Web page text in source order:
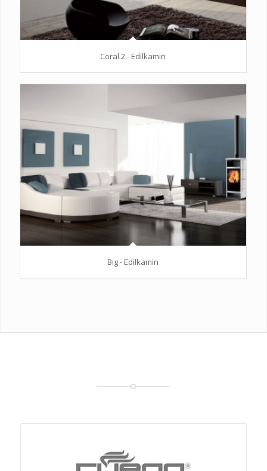
Coral 2 - Edilkamin
Big - Edilkamin